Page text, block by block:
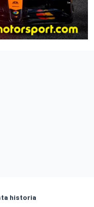
historia